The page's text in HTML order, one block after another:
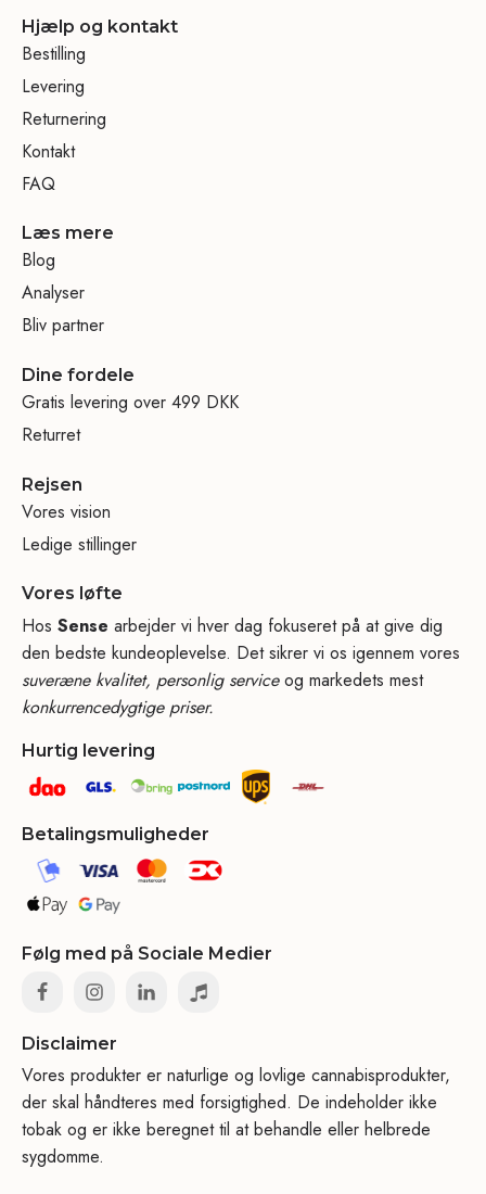
Hjælp og kontakt
Bestilling
Levering
Returnering
Kontakt
FAQ
Læs mere
Blog
Analyser
Bliv partner
Dine fordele
Gratis levering over 499 DKK
Returret
Rejsen
Vores vision
Ledige stillinger
Vores løfte
Hos Sense arbejder vi hver dag fokuseret på at give dig
den bedste kundeoplevelse. Det sikrer vi os igennem vores
suveræne kvalitet, personlig serviceog markedets mest
konkurrencedygtige priser.
Hurtig levering
Betalingsmuligheder
Følg med på Sociale Medier
Disclaimer
Vores produkter er naturlige og lovlige cannabisprodukter,
der skal håndteres med forsigtighed. De indeholder ikke
tobak og er ikke beregnet til at behandle eller helbrede
sygdomme.